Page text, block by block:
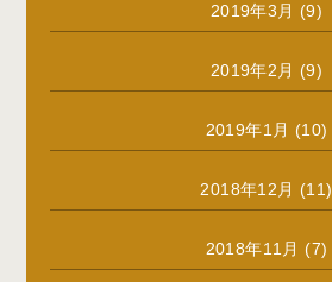
2019年3月 (9)
2019年2月 (9)
2019年1月 (10)
2018年12月 (11)
2018年11月 (7)